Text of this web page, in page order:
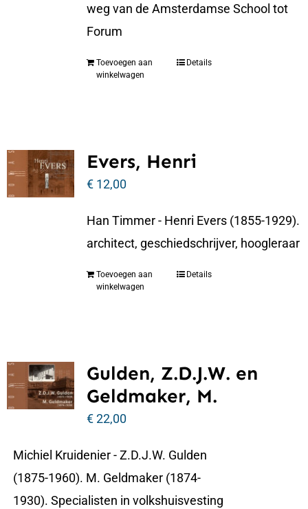
weg van de Amsterdamse School tot
Forum
Toevoegen aan
winkelwagen
Details
Evers, Henri
€12,00
Han Timmer - Henri Evers (1855-1929).
architect, geschiedschrijver, hoogleraar
Toevoegen aan
winkelwagen
Details
Gulden, Z.D.J.W. en
Geldmaker, M.
€22,00
Michiel Kruidenier - Z.D.J.W. Gulden
(1875-1960). M. Geldmaker (1874-
1930). Specialisten in volkshuisvesting